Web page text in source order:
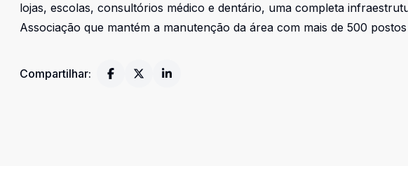
lojas, escolas, consultórios médico e dentário, uma completa
Associação que mantém a manutenção da área com mais de 500
Compartilhar: